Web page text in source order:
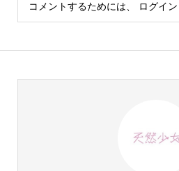
コメントするためには、 ログイン